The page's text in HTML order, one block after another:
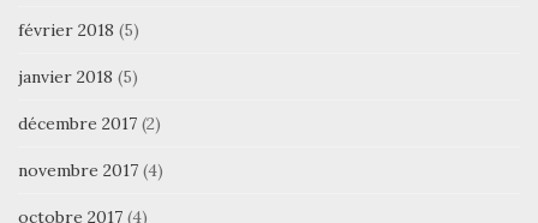
février 2018 (5)
janvier 2018 (5)
décembre 2017 (2)
novembre 2017 (4)
octobre 2017 (4)